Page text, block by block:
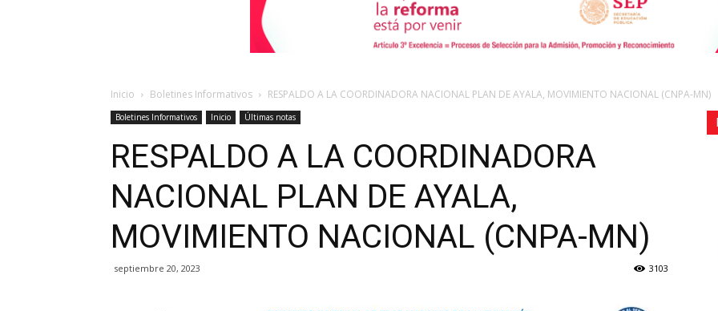
Inicio Boletines Informativos RESPALDO A LA COORDINADORA NACIONAL PLAN DE AYALA, MOVIMIENTO NACIONAL (CNPA-MN)
Boletines Informativos Inicio Últimas notas
RESPALDO A LA COORDINADORA
NACIONAL PLAN DE AYALA,
MOVIMIENTO NACIONAL (CNPA-MN)
septiembre 20, 2023 3103